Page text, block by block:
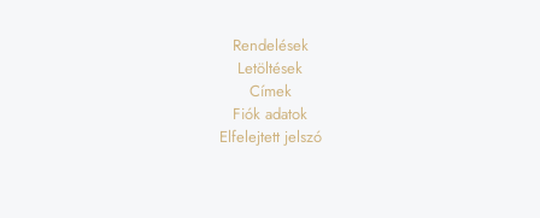
Rendelések
Letöltések
Címek
Fiók adatok
Elfelejtett jelszó